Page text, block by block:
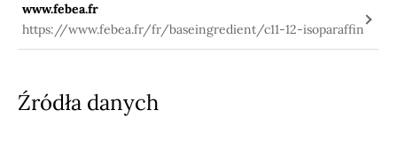
www.febea.fr
https://www.febea.fr/fr/baseingredient/c11-12-isoparaffin
Źródła danych